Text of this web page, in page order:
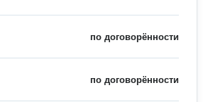
по договорённости
по договорённости